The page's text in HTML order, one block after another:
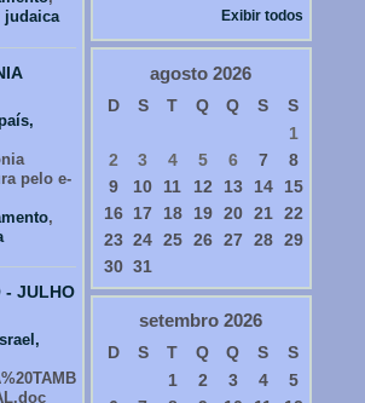
judaica
pelo e-
,
- JULHO
Exibir todos
agosto 2026
D S T Q Q S
S
1
2
3 4 5 6 7
8
9
10 11 12 13 14
15
16 17 18 19 20 21 22
23 24 25 26 27 28 29
30 31
setembro 2026
D S T Q Q S
S
1
2 3 4
5